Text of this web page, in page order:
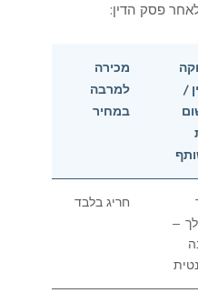
פסק הדין:
/
מכירה
למרבה
במחיר
—
חריג בלבד